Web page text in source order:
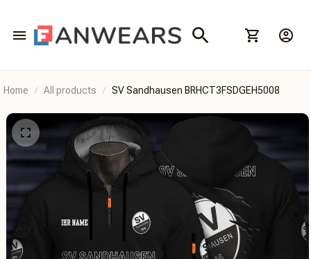
Home All products SV Sandhausen BRHCT3FSDGEH5008